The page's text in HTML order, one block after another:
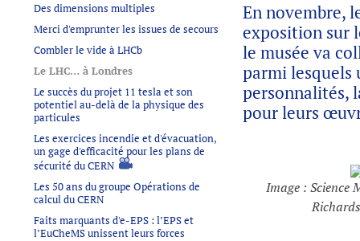
Des dimensions multiples
Merci d'emprunter les issues de secours
Combler le vide à LHCb
Le LHC… à Londres
Le succès du projet 11 tesla et son
potentiel au-delà de la physique des
particules
Les exercices incendie et d'évacuation,
un gage d'efficacité pour les plans de
sécurité du CERN
Les 50 ans du groupe Opérations de
calcul du CERN
Faits marquants d'e-EPS : l’EPS et
l’EuCheMS unissent leurs forces
En novembre,
exposition sur
le musée va
parmi lesquels
personnalités,
pour leurs
Image : Science